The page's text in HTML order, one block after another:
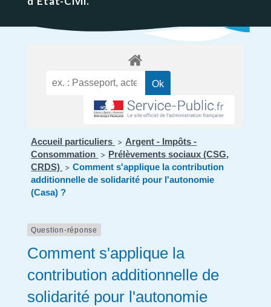
Accueil particuliers > Argent - Impôts -
Consommation > Prélèvements sociaux (CSG,
CRDS) > Comment s'applique la contribution
additionnelle de solidarité pour l'autonomie
(Casa) ?
Question-réponse
Comment s'applique la
contribution additionnelle de
solidarité pour l'autonomie